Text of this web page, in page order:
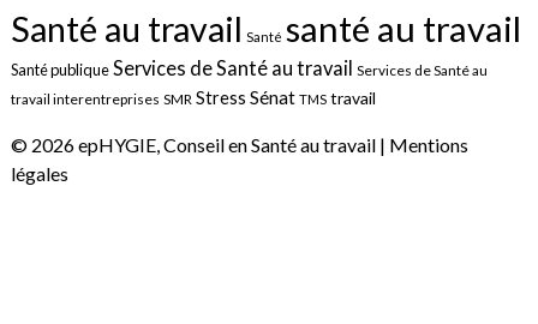
Santé au travail Santé santé au travail
Santé publiqueServices de Santé au travail Services de Santé au
travail interentreprises SMR Stress Sénat TMS travail
© 2026 epHYGIE, Conseil en Santé au travail | Mentions
légales